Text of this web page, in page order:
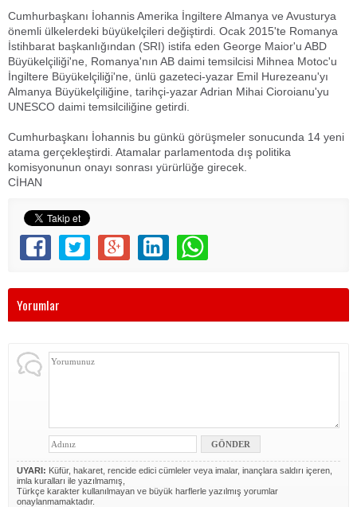
Cumhurbaşkanı İohannis Amerika İngiltere Almanya ve Avusturya
önemli ülkelerdeki büyükelçileri değiştirdi. Ocak 2015'te Romanya
İstihbarat başkanlığından (SRI) istifa eden George Maior'u ABD
Büyükelçiliği'ne, Romanya'nın AB daimi temsilcisi Mihnea Motoc'u
İngiltere Büyükelçiliği'ne, ünlü gazeteci-yazar Emil Hurezeanu'yı
Almanya Büyükelçiliğine, tarihçi-yazar Adrian Mihai Cioroianu'yu
UNESCO daimi temsilciliğine getirdi.
Cumhurbaşkanı İohannis bu günkü görüşmeler sonucunda 14 yeni
atama gerçekleştirdi. Atamalar parlamentoda dış politika
komisyonunun onayı sonrası yürürlüğe girecek.
CİHAN
Yorumlar
UYARI: Küfür, hakaret, rencide edici cümleler veya imalar, inançlara saldırı içeren,
imla kuralları ile yazılmamış,
Türkçe karakter kullanılmayan ve büyük harflerle yazılmış yorumlar
onaylanmamaktadır.